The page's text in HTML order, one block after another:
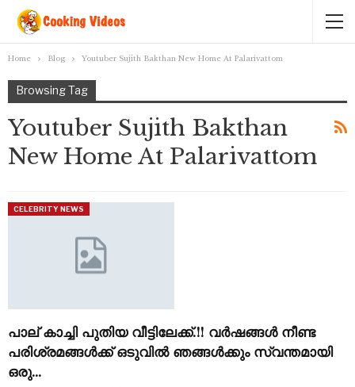
Home Blog Youtuber Sujith Bakthan New Home At Palarivattom
Browsing Tag
Youtuber Sujith Bakthan
New Home At Palarivattom
CELEBRITY NEWS
പാല് കാച്ചി പുതിയ വീട്ടിലേക്ക്.!! വർഷങ്ങൾ നീണ്ട
പരിശ്രമങ്ങൾക്ക് ഒടുവിൽ ഞങ്ങൾക്കും സ്വന്തമായി
ഒരു…